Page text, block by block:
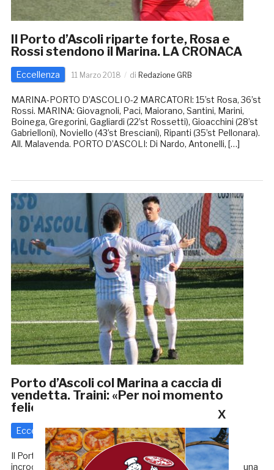
Il Porto d’Ascoli riparte forte, Rosa e
Rossi stendono il Marina. LA CRONACA
Eccellenza 11 Marzo 2018 di Redazione GRB
MARINA-PORTO D’ASCOLI 0-2 MARCATORI: 15’st Rosa, 36’st
Rossi. MARINA: Giovagnoli, Paci, Maiorano, Santini, Marini,
Boinega, Gregorini, Gagliardi (22’st Rossetti), Gioacchini (28’st
Gabrielloni), Noviello (43’st Bresciani), Ripanti (35’st Pellonara).
All. Malavenda. PORTO D’ASCOLI: Di Nardo, Antonelli, […]
Porto d’Ascoli col Marina a caccia di
vendetta. Traini: «Per noi momento
felice»
Eccellenza 7 Marzo 2018 diRedazione GRB
Il Porto d’Ascoli dovrà aspettare qualche giorno prima di
incrociare i tacchetti col Marina in quella che rappresenta una
X